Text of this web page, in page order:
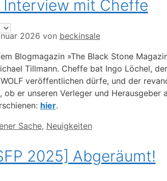
Interview mit Cheffe
2026 von beckinsale
Blogmagazin »The Black Stone
Tillmann. Cheffe bat Ingo Löchel,
veröffentlichen dürfe, und der
ob er unseren Verleger und
hier.
Sache, Neuigkeiten
2025] Abgeräumt!